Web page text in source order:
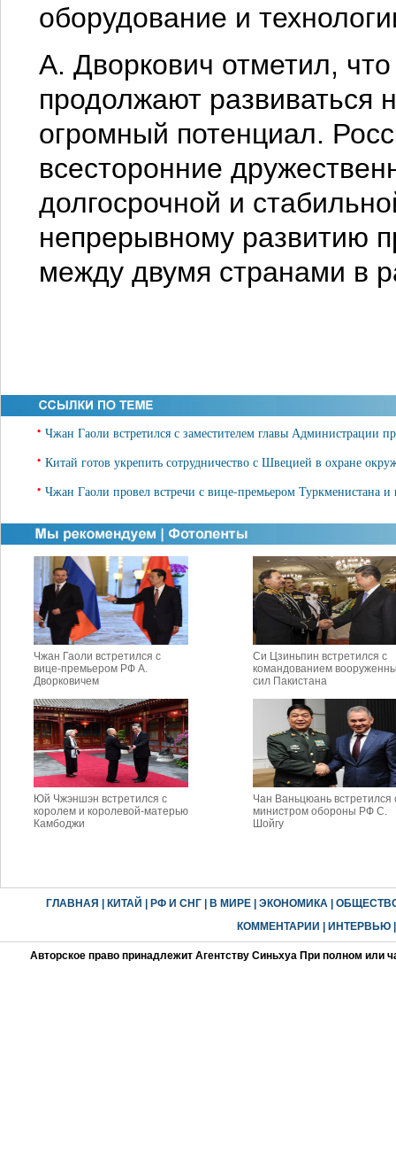
оборудование и
А. Дворкович отметил,
продолжают развиваться
огромный потенциал.
всесторонние
долгосрочной и
непрерывному развитию
между двумя странами в
• Чжан Гаоли встретился с заместителем главы Администрации
• Китай готов укрепить сотрудничество с Швецией в охране
• Чжан Гаоли провел встречи с вице-премьером Туркменистана
Чжан Гаоли встретился с
вице-премьером РФ А.
Дворковичем
Си Цзиньпин встретился с
командованием
сил Пакистана
Юй Чжэншэн встретился с
королем и королевой-матерью
Камбоджи
Чан Ваньцюань встретился
министром обороны РФ С.
Шойгу
ГЛАВНАЯ КИТАЙ РФ И СНГ| В МИРЕ| ЭКОНОМИКА|
КОММЕНТАРИИ
ИНТЕРВЬЮ
Авторское право принадлежит Агентству Синьхуа При полном или